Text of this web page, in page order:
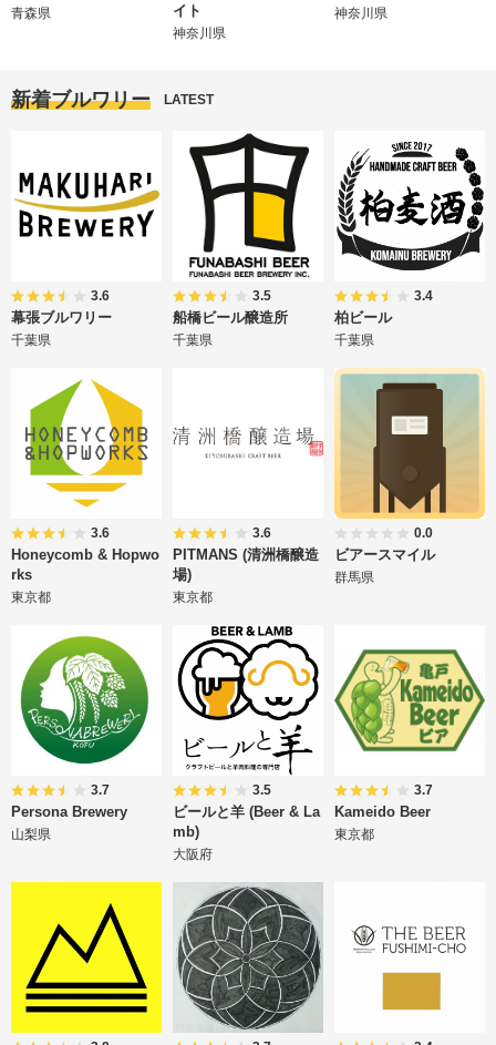
青森県
イト
神奈川県
神奈川県
新着ブルワリー LATEST
3.6
幕張ブルワリー
千葉県
3.5
船橋ビール醸造所
千葉県
3.4
柏ビール
千葉県
3.6
Honeycomb & Hopwo
rks
東京都
3.6
PITMANS (清洲橋醸造
場)
東京都
0.0
ビアースマイル
群馬県
3.7
Persona Brewery
山梨県
3.5
ビールと羊 (Beer & La
mb)
大阪府
3.7
Kameido Beer
東京都